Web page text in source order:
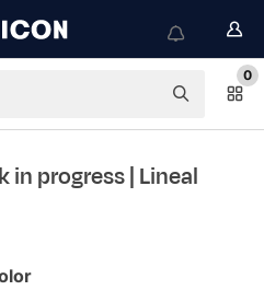
0
in progress| Lineal